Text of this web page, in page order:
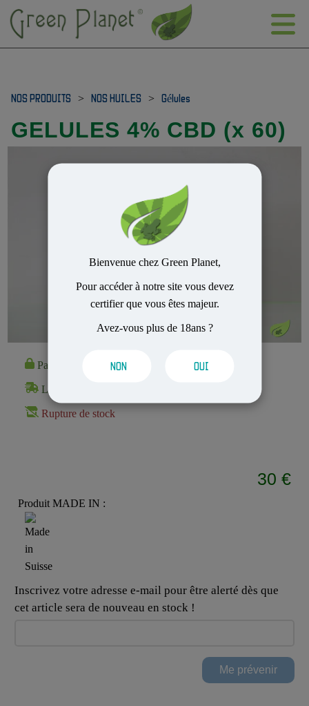
Bienvenue chez Green Planet,
Pour accéder à notre site vous devez
certifier que vous êtes majeur.
Avez-vous plus de 18ans ?
NON OUI
NOS PRODUITS > NOS HUILES > Gélules
GELULES 4% CBD (x 60)
Paiement 100% Sécurisé
Livraison Rapide et Discrète
Rupture de stock
30 €
Produit MADE IN :
Inscrivez votre adresse e-mail pour être alerté dès que
cet article sera de nouveau en stock !